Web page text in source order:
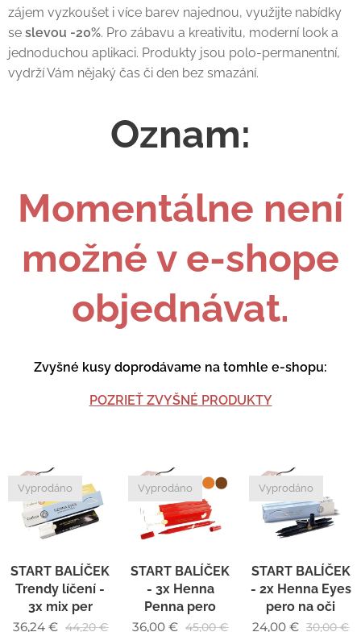
zájem vyzkoušet i více barev najednou, využijte nabídky
se slevou -20%. Pro zábavu a kreativitu, moderní look a
jednoduchou aplikaci. Produkty jsou polo-permanentní,
vydrží Vám nějaký čas či den bez smazání.
Oznam:
Momentálne není
možné v e-shope
objednávat.
Zvyšné kusy doprodávame na tomhle e-shopu:
POZRIEŤ ZVYŠNÉ PRODUKTY
START BALÍČEK
Trendy líčení -
3x mix per
Vyprodáno
36,24€ 44,20€
START BALÍČEK
- 3x Henna
Penna pero
Vyprodáno
36,00 € 45,00€
START BALÍČEK
- 2x Henna Eyes
pero na oči
Vyprodáno
24,00 € 30,00€